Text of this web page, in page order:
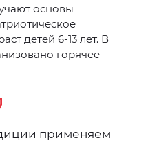
основы
детей 6-13 лет. В
горячее
применяем